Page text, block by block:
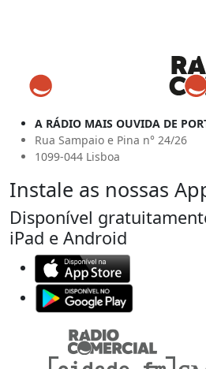
A RÁDIO MAIS OUVIDA DE
Rua Sampaio e Pina n° 24/26
1099-044 Lisboa
Instale as nossas
Disponível
iPad e Android